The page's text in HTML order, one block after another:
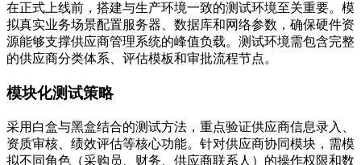
在正式上线前，搭建与生产环境一致的测试环境至关重要。模
拟真实业务场景配置服务器、数据库和网络参数，确保硬件资
源能够支撑供应商管理系统的峰值负载。测试环境需包含完整
的供应商分类体系、评估模板和审批流程节点。
模块化测试策略
采用白盒与黑盒结合的测试方法，重点验证供应商信息录入、
资质审核、绩效评估等核心功能。针对供应商协同模块，需模
拟不同角色（采购员、财务、供应商联系人）的操作权限和数